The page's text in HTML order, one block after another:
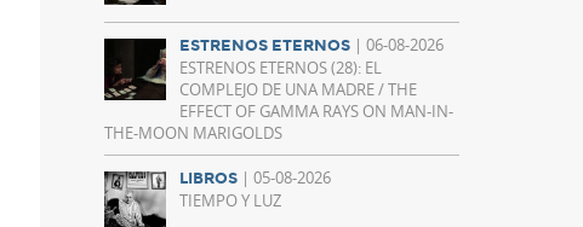
ESTRENOS ETERNOS | 06-08-2026
ESTRENOS ETERNOS (28): EL
COMPLEJO DE UNA MADRE / THE
EFFECT OF GAMMA RAYS ON MAN-IN-
THE-MOON MARIGOLDS
LIBROS | 05-08-2026
TIEMPO Y LUZ